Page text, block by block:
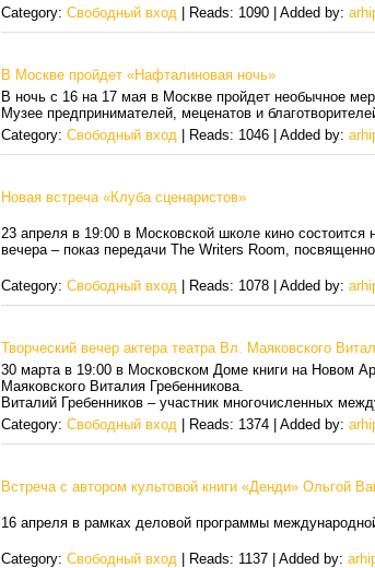
Category: Свободный вход | Reads: 1090 | Added by:
В Москве пройдет «Нафталиновая ночь»
В ночь с 16 на 17 мая в Москве пройдет необычное
Музее предпринимателей, меценатов и
Category: Свободный вход | Reads: 1046 | Added by:
Новая встреча «Клуба сценаристов»
23 апреля в 19:00 в Московской школе кино
вечера – показ передачи The Writers Room,
Category: Свободный вход | Reads: 1078 | Added by:
Творческий вечер актера театра Вл. Маяковского
30 марта в 19:00 в Московском Доме книги на Новом
Маяковского Виталия Гребенникова.
Виталий Гребенников – участник многочисленных
Category: Свободный вход | Reads: 1374 | Added by:
Встреча с автором культовой книги «Денди» Ольгой
16 апреля в рамках деловой программы
Category: Свободный вход | Reads: 1137 | Added by: